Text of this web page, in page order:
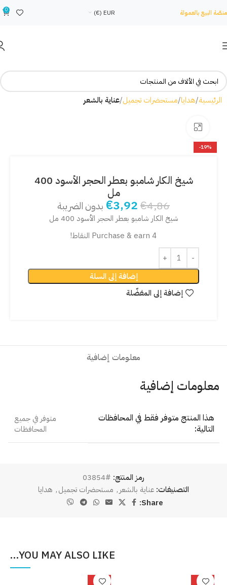
منصّة البيع بالعمولة EUR (€)
0
الرئيسية هدايا مستحضرات تجميل عناية بالشعر
-19%
شيخ الكار شامبو بعطر الحجر الأسود 400
مل
€4,86
€3,92 بدون الضريبة
شيخ الكار شامبو بعطر الحجر الأسود 400 مل
Purchase & earn 4 النقاط!
إضافة إلى السلة
إضافة إلى المفضّلة
معلومات إضافية
معلومات إضافية
هذا المنتج متوفر فقط في المحافظات
التالية:
متوفر في جميع
المحافظات
رمز المنتج: #03854
التصنيفات: عناية بالشعر , مستحضرات تجميل, هدايا
Share:
YOU MAY ALSO LIKE…
-34%
-25%